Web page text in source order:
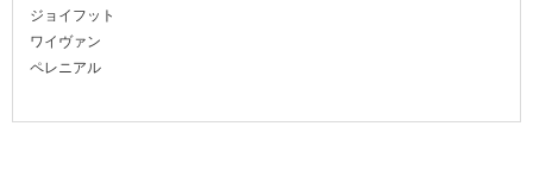
ジョイフット
ワイヴァン
ペレニアル